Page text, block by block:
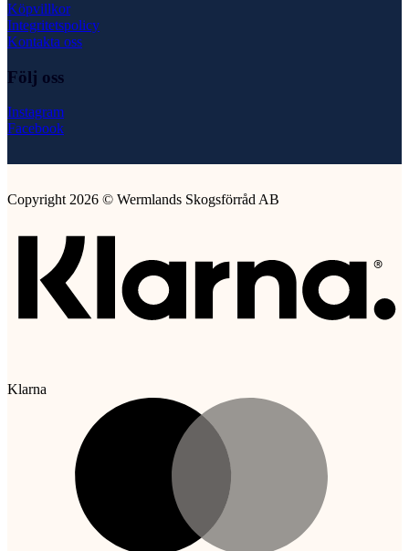
Köpvillkor
Integritetspolicy
Kontakta oss
Följ oss
Instagram
Facebook
Copyright 2026 © Wermlands Skogsförråd AB
Klarna